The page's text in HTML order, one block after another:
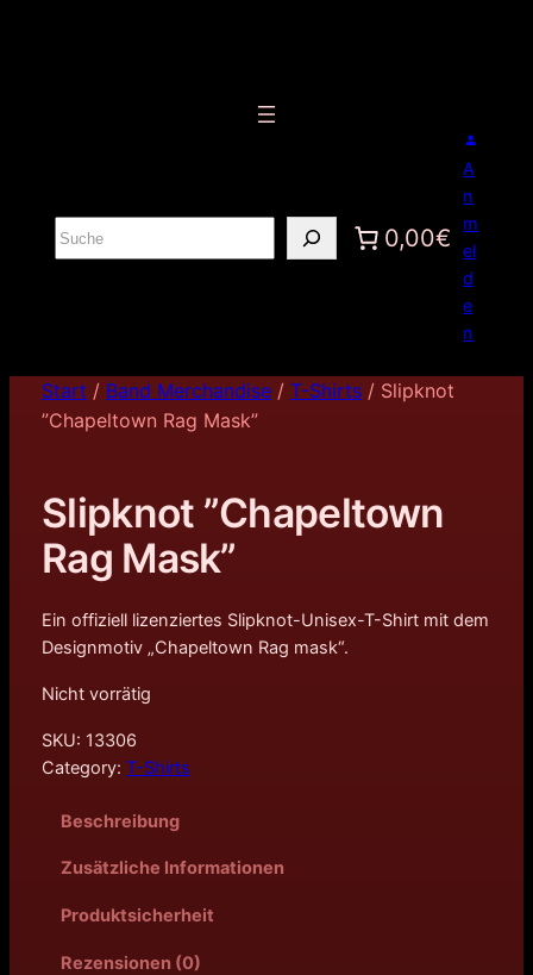
S
u
0,00€
A
n
m
el
d
e
n
Start / Band Merchandise/ T-Shirts/ Slipknot
”Chapeltown Rag Mask”
Slipknot ”Chapeltown
Rag Mask”
Ein offiziell lizenziertes Slipknot-Unisex-T-Shirt mit dem
Designmotiv „Chapeltown Rag mask“.
Nicht vorrätig
SKU: 13306
Category: T-Shirts
Beschreibung
Zusätzliche Informationen
Produktsicherheit
Rezensionen (0)